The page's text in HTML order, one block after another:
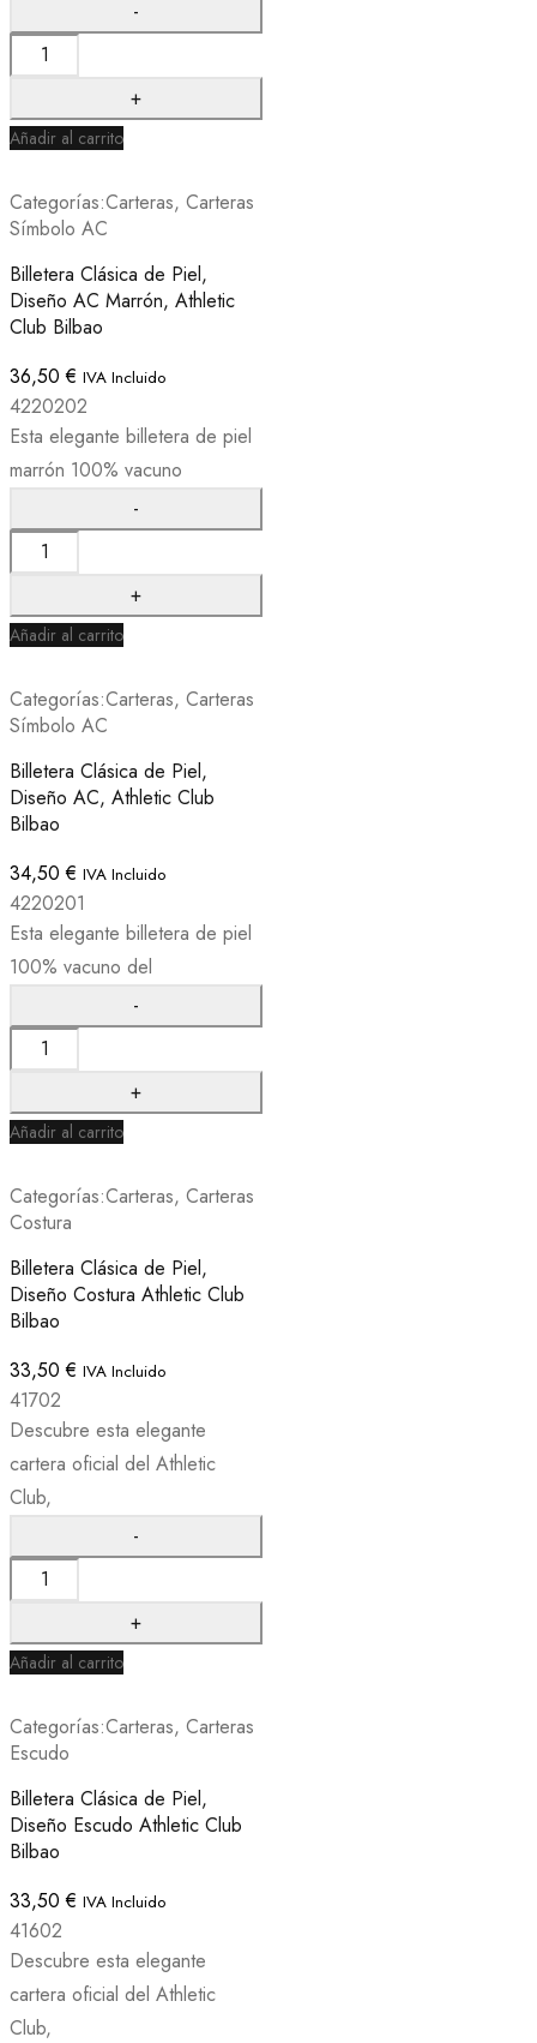
Añadir al carrito
Categorías:Carteras, Carteras
Símbolo AC
Billetera Clásica de Piel,
Diseño AC Marrón, Athletic
Club Bilbao
36,50€ IVA Incluido
4220202
Esta elegante billetera de piel
marrón 100% vacuno
Añadir al carrito
Categorías:Carteras, Carteras
Símbolo AC
Billetera Clásica de Piel,
Diseño AC, Athletic Club
Bilbao
34,50€ IVA Incluido
4220201
Esta elegante billetera de piel
100% vacuno del
Añadir al carrito
Categorías:Carteras, Carteras
Costura
Billetera Clásica de Piel,
Diseño Costura Athletic Club
Bilbao
33,50€ IVA Incluido
41702
Descubre esta elegante
cartera oficial del Athletic
Club,
Añadir al carrito
Categorías:Carteras, Carteras
Escudo
Billetera Clásica de Piel,
Diseño Escudo Athletic Club
Bilbao
33,50€ IVA Incluido
41602
Descubre esta elegante
cartera oficial del Athletic
Club,